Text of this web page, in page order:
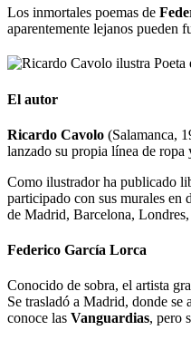
Los inmortales poemas de
aparentemente lejanos pueden
El autor
Ricardo Cavolo (Salamanca,
lanzado su propia línea de ropa
Como ilustrador ha publicado
participado con sus murales en
de Madrid, Barcelona,
Federico García Lorca
Conocido de sobra, el artista
Se trasladó a Madrid, donde se
conoce las Vanguardias, pero